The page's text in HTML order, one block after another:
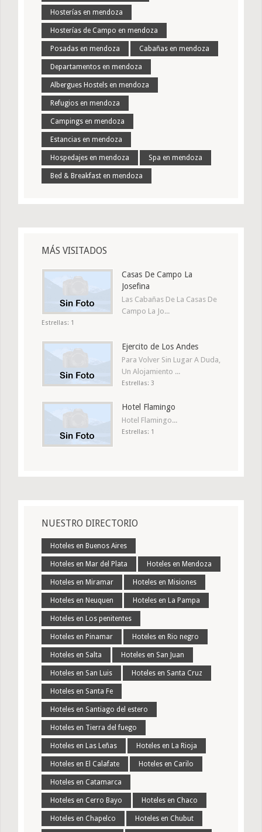
Hosterías en mendoza
Hosterías de Campo en mendoza
Posadas en mendoza Cabañas en mendoza
Departamentos en mendoza
Albergues Hostels en mendoza
Refugios en mendoza
Campings en mendoza
Estancias en mendoza
Hospedajes en mendoza Spa en mendoza
Bed & Breakfast en mendoza
MÁS VISITADOS
Casas De Campo La
Josefina
Las Cabañas De La Casas De
Campo La Jo...
Estrellas: 1
Ejercito de Los Andes
Para Volver Sin Lugar A Duda,
Un Alojamiento ...
Estrellas: 3
Hotel Flamingo
Hotel Flamingo...
Estrellas: 1
NUESTRO DIRECTORIO
Hoteles en Buenos Aires
Hoteles en Mar del Plata Hoteles en Mendoza
Hoteles en Miramar Hoteles en Misiones
Hoteles en Neuquen Hoteles en La Pampa
Hoteles en Los penitentes
Hoteles en Pinamar Hoteles en Rio negro
Hoteles en Salta Hoteles en San Juan
Hoteles en San Luis Hoteles en Santa Cruz
Hoteles en Santa Fe
Hoteles en Santiago del estero
Hoteles en Tierra del fuego
Hoteles en Las Leñas Hoteles en La Rioja
Hoteles en El Calafate Hoteles en Carilo
Hoteles en Catamarca
Hoteles en Cerro Bayo Hoteles en Chaco
Hoteles en Chapelco Hoteles en Chubut